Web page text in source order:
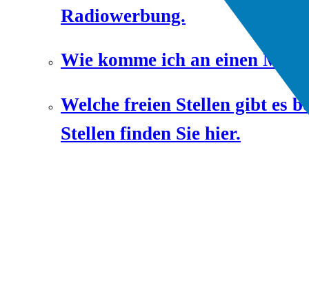
Radiowerbung.
Wie komme ich an einen
Welche freien Stellen gibt es
Stellen finden Sie hier.